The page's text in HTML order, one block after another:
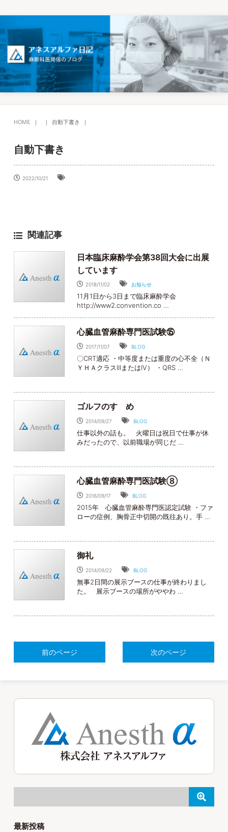
HOME 自動下書き
自動下書き
2022/10/21
関連記事
日本臨床麻酔学会第38回大会に出展
しています
2018/11/02 お知らせ
11月1日から3日まで臨床麻酔学会
http://www2.convention.co …
心臓血管麻酔専門医試験⑮
2017/11/07 BLOG
〇CRT適応 ・中等度または重度の心不全（Ｎ
ＹＨＡクラスIIIまたはIV） ・QRS …
ゴルフのすゝめ
2014/09/27 BLOG
仕事以外の話も。 火曜日は祝日で仕事が休
みだったので、以前職場が同じだ …
心臓血管麻酔専門医試験⑧
2016/09/17 BLOG
2015年 心臓血管麻酔専門医認定試験 ・ファ
ローの症例、胸骨正中切開の既往あり。手 …
御礼
2014/09/22 BLOG
無事2日間の展示ブースの仕事が終わりまし
た。 展示ブースの場所がややわ …
前のページ 次のページ
最新投稿